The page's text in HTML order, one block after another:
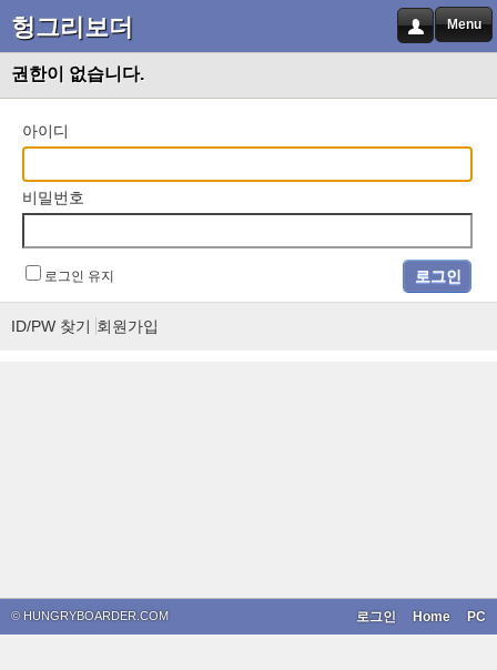
헝그리보더 Menu
권한이 없습니다.
아이디
비밀번호
로그인 유지
ID/PW 찾기 회원가입
© HUNGRYBOARDER.COM PC
Home
로그인